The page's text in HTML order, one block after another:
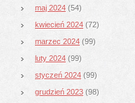
maj 2024 (54)
kwiecień 2024 (72)
marzec 2024 (99)
luty 2024 (99)
styczeń 2024 (99)
grudzień 2023 (98)